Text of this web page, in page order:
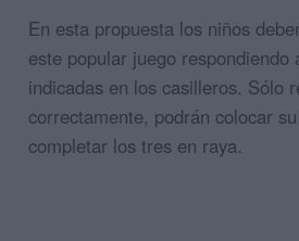
En esta propuesta los niños
este popular juego respondiendo
indicadas en los casilleros. Sólo
correctamente, podrán colocar
completar los tres en raya.